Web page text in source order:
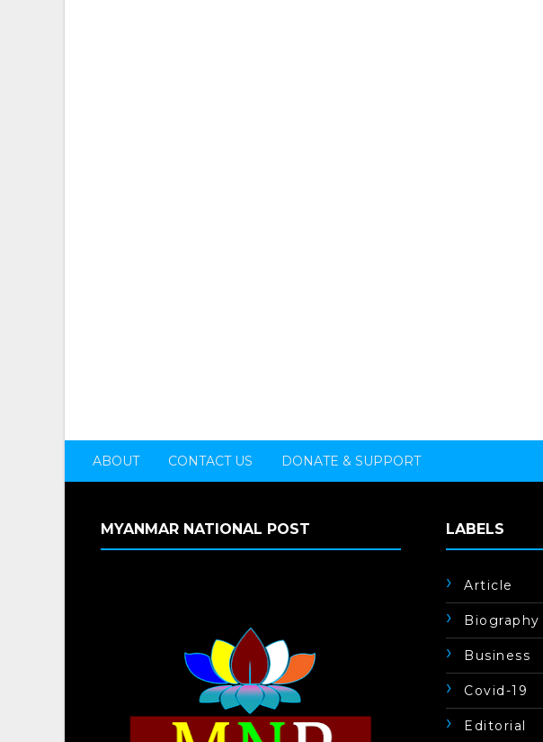
ABOUT CONTACT US DONATE & SUPPORT
MYANMAR NATIONAL POST LABELS
Article
Biography
Business
Covid-19
Editorial